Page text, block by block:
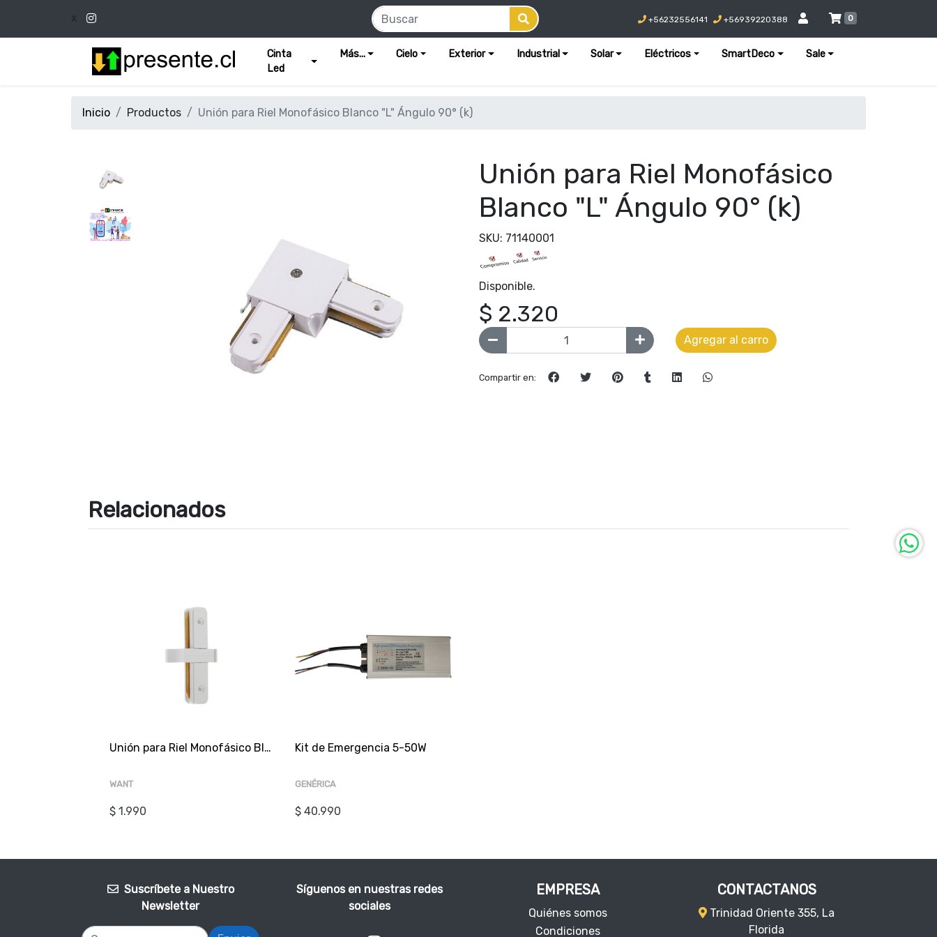
x +56232556141 +56939220388 0
Cinta
Led
Más... Cielo Exterior Industrial Solar Eléctricos SmartDeco Sale
Inicio Productos Unión para Riel Monofásico Blanco "L" Ángulo 90° (k)
Unión para Riel Monofásico
Blanco "L" Ángulo 90° (k)
SKU: 71140001
Disponible.
$ 2.320
Agregar al carro
Compartir en:
Relacionados
Unión para Riel Monofásico Blanco "-" Recto
WANT
$ 1.990
Kit de Emergencia 5-50W
GENÉRICA
$ 40.990
Suscríbete a Nuestro
Newsletter
Síguenos en nuestras redes
sociales
EMPRESA
Quiénes somos
Condiciones
CONTACTANOS
Trinidad Oriente 355, La
Florida